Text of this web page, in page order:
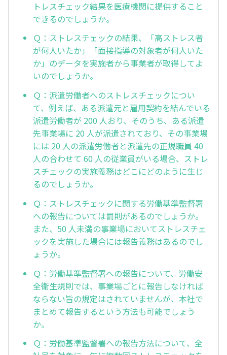
トレスチェック結果を医療機関に提供すること
できるのでしょうか。
Ｑ：ストレスチェックの結果、「高ストレス者
が何人いたか」「面接指導の対象者が何人いた
か」のデータを実施者から事業者が取得してよ
いのでしょうか。
Ｑ：派遣労働者へのストレスチェックについ
て、例えば、ある派遣元と雇用契約を結んでいる
派遣労働者が 200 人おり、そのうち、ある派遣
先事業場に 20 人が派遣されており、その事業場
には 20 人の派遣労働者と派遣先の正規職員 40
人の合わせて 60 人の従業員がいる場合、ストレ
スチェックの実施義務はどこにどのように生じ
るのでしょうか。
Ｑ：ストレスチェックに関する労働基準監督署
への報告については罰則があるのでしょうか。
また、50 人未満の事業場においてストレスチェ
ックを実施した場合には報告義務はあるのでし
ょうか。
Ｑ：労働基準監督署への報告について、労働安
全衛生規則では、事業場ごとに報告しなければ
ならない旨の規定はされていませんが、本社で
まとめて報告するという方法も可能でしょう
か。
Ｑ：労働基準監督署への報告方法について、全